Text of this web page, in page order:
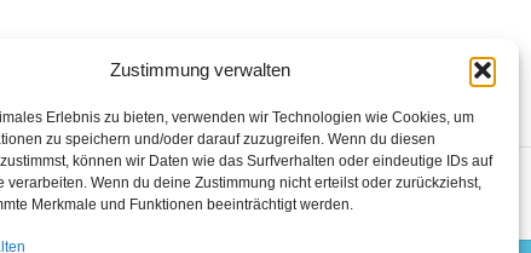
Zustimmung verwalten
Erlebnis zu bieten, verwenden wir Technologien wie Cookies, um
zu speichern und/oder darauf zuzugreifen. Wenn du diesen
können wir Daten wie das Surfverhalten oder eindeutige IDs auf
verarbeiten. Wenn du deine Zustimmung nicht erteilst oder zurückziehst,
Merkmale und Funktionen beeinträchtigt werden.
Single Portfolio: Fullscreen Slider
Add what you want!